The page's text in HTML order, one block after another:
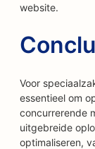
website.
Voor
essentieel om
concurrerende
uitgebreide
optimaliseren,